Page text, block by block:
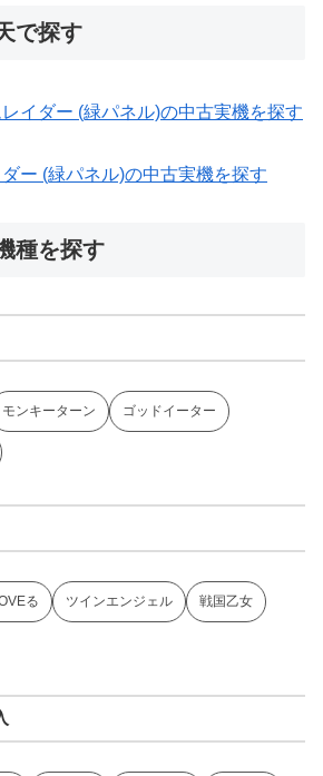
で探す
イダー (緑パネル)の中古実機を探す
ー (緑パネル)の中古実機を探す
種を探す
モンキーターン ゴッドイーター
る ツインエンジェル 戦国乙女